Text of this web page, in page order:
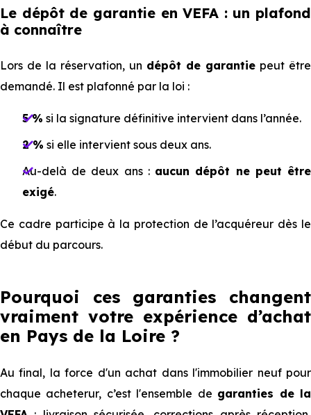
Le dépôt de garantie en VEFA : un plafond
à connaître
L⁠⁠⁠⁠ors de la réservation, un dépôt de garantie peut être
demandé. Il est plafonné par la loi :
5 % si la signature définitive intervient dans l’année.
2 % si elle intervient sous deux ans.
Au-delà de deux ans : aucun dépôt ne peut être
exigé.
Ce cadre participe à la protection de l’acquéreur dès le
début du parcours.
Pourquoi ces garanties changent
vraiment votre expérience d’achat
en Pays de la Loire ?
Au final, la force d'un achat dans l'immobilier neuf pour
chaque acheterur, c’est l'ensemble de garanties de la